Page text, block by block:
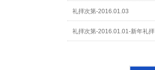
礼拝次第-2016.01.03
礼拝次第-2016.01.01-新年礼拝